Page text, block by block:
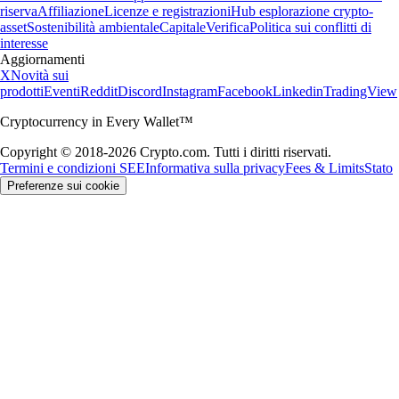
riservaAffiliazioneLicenze e registrazioniHub esplorazione crypto-
assetSostenibilità ambientaleCapitaleVerificaPolitica sui conflitti di
interesse
Aggiornamenti
XNovità sui
prodottiEventiRedditDiscordInstagramFacebookLinkedinTradingView
Cryptocurrency in Every Wallet™
Copyright © 2018-2026 Crypto.com. Tutti i diritti riservati.
Termini e condizioni SEEInformativa sulla privacyFees & LimitsStato
Preferenze sui cookie